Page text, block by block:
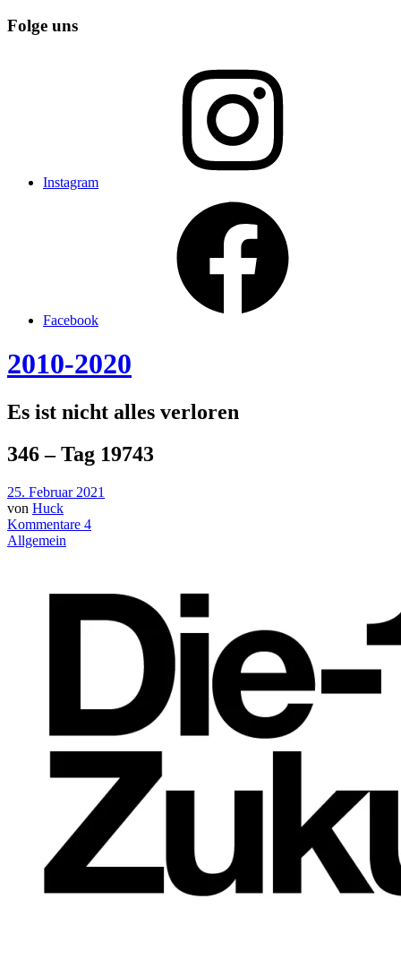
Folge uns
Instagram
Facebook
2010-2020
Es ist nicht alles verloren
346 – Tag 19743
25. Februar 2021
von Huck
Kommentare 4
Allgemein